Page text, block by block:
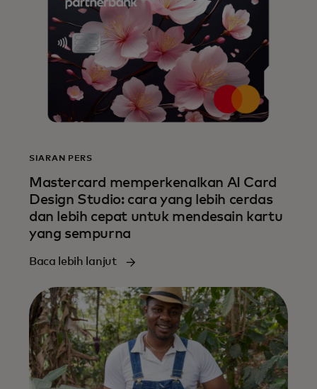
SIARAN PERS
Mastercard memperkenalkan AI Card
Design Studio: cara yang lebih cerdas
dan lebih cepat untuk mendesain kartu
yang sempurna
Baca lebih lanjut